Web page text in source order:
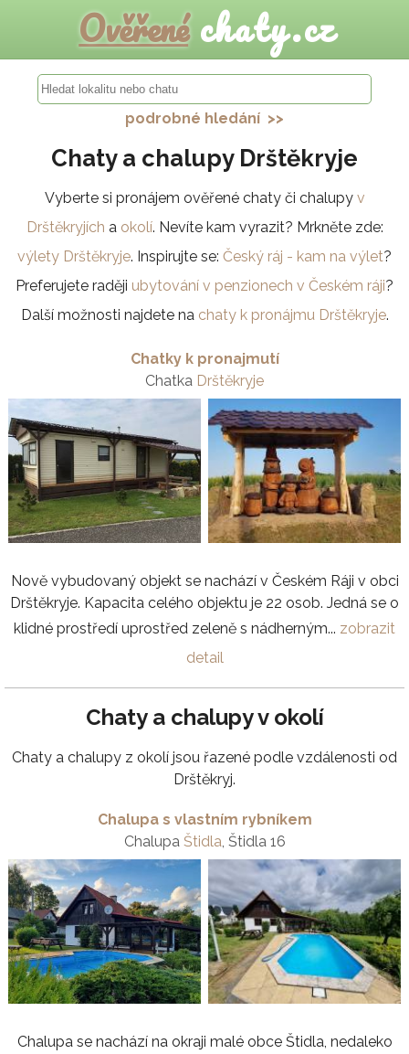
Ověřenéchaty.cz
podrobné hledání >>
Chaty a chalupy Drštěkryje
Vyberte si pronájem ověřené chaty či chalupy v
Drštěkryjích a okolí. Nevíte kam vyrazit? Mrkněte zde:
výlety Drštěkryje. Inspirujte se: Český ráj - kam na výlet?
Preferujete raději ubytování v penzionech v Českém ráji?
Další možnosti najdete na chaty k pronájmu Drštěkryje.
Chatky k pronajmutí
Chatka Drštěkryje
Nově vybudovaný objekt se nachází v Českém Ráji v obci
Drštěkryje. Kapacita celého objektu je 22 osob. Jedná se o
klidné prostředí uprostřed zeleně s nádherným... zobrazit
detail
Chaty a chalupy v okolí
Chaty a chalupy z okolí jsou řazené podle vzdálenosti od
Drštěkryj.
Chalupa s vlastním rybníkem
Chalupa Štidla, Štidla 16
Chalupa se nachází na okraji malé obce Štidla, nedaleko